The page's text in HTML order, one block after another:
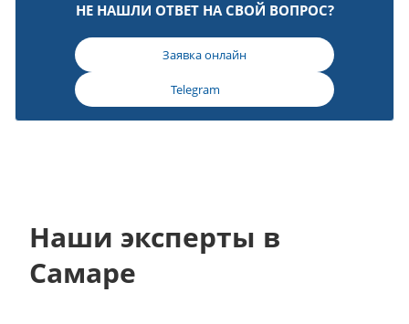
НЕ НАШЛИ ОТВЕТ НА СВОЙ ВОПРОС?
Заявка онлайн
Telegram
Наши эксперты в
Самаре